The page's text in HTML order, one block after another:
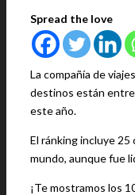
Spread the love
La compañía de viajes
destinos están
este año.
El ránking incluye
mundo, aunque fue
¡Te mostramos los